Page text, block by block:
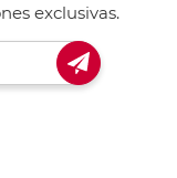
exclusivas.